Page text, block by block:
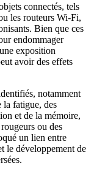
connectés, tels
les routeurs Wi-Fi,
Bien que ces
endommager
exposition
avoir des effets
notamment
la fatigue, des
et de la mémoire,
ou des
un lien entre
le développement de